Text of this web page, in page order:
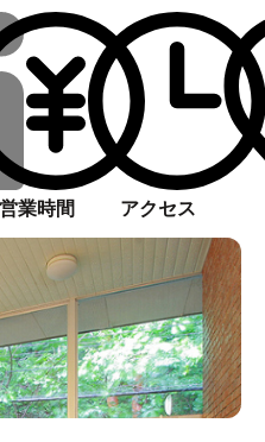
営業時間 アクセス